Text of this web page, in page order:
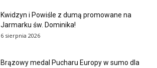
Kwidzyn i Powiśle z dumą promowane na
Jarmarku św. Dominika!
6 sierpnia 2026
Brązowy medal Pucharu Europy w sumo dla